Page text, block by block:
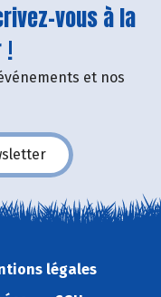
vous à la
!
et nos
légales